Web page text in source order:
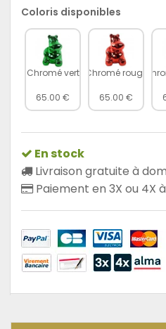
Coloris disponibles
Chromé vert
65.00 €
Chromé rouge
65.00 €
En stock
Livraison gratuite à
Paiement en 3X ou 4X